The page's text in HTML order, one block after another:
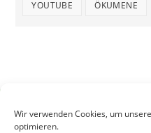
Wir verwenden Cookies, um
optimieren.
YOUTUBE ÖKUMENE